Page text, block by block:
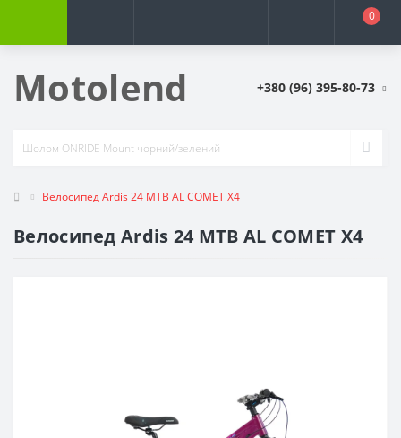
0
Motolend +380 (96) 395-80-73
Велосипед Ardis 24 MTB AL COMET X4
Велосипед Ardis 24 MTB AL COMET X4